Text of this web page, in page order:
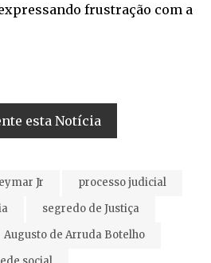
frustração com a
esta Notícia
Jr
processo judicial
segredo de Justiça
Augusto de Arruda Botelho